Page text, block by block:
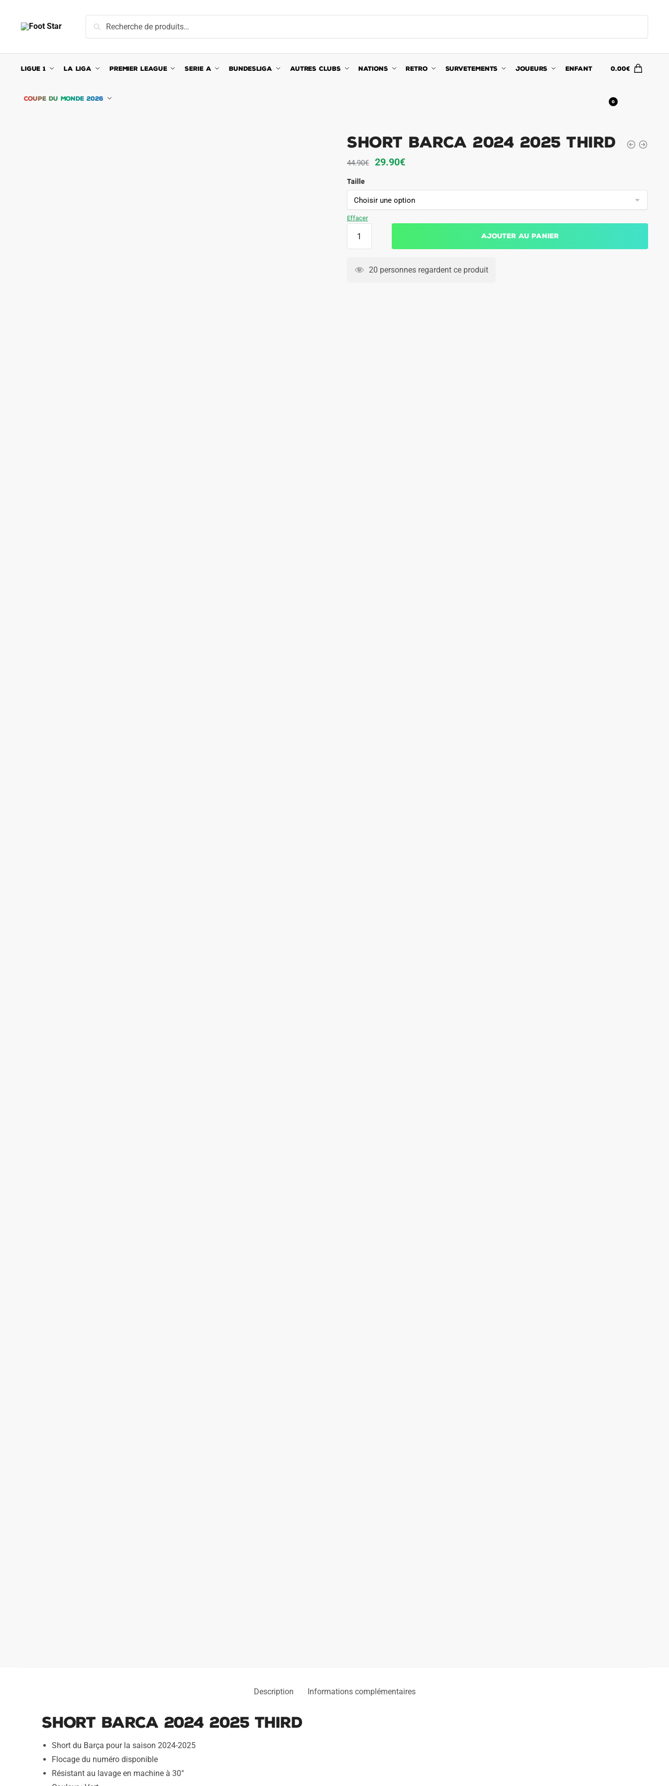
navigation
content
pour :
Recherche
LIGUE 1 LA LIGA PREMIER LEAGUE SERIE A BUNDESLIGA AUTRES CLUBS NATIONS RETRO SURVETEMENTS JOUEURS ENFANT
COUPE DU MONDE 2026
0.00€
0
Short Barca 2024 2025 Third
44.90€
Le
initial
était :
29.90€Le
actuel
est :
Taille
Effacer
Barca
Ajouter au panier
20 personnes regardent ce produit
Description Informations complémentaires
Short Barca 2024 2025 Third
Short du Barça pour la saison 2024-2025
Flocage du numéro disponible
Résistant au lavage en machine à 30°